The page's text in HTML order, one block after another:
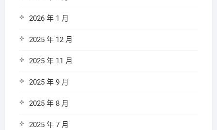
2026 年 1 月
2025 年 12 月
2025 年 11 月
2025 年 9 月
2025 年 8 月
2025 年 7 月